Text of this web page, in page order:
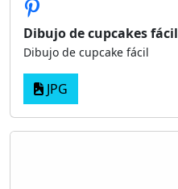
Dibujo de cupcakes fácil
Dibujo de cupcake fácil
JPG